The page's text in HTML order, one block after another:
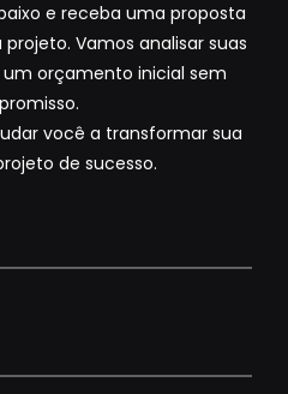
e receba uma proposta
Vamos analisar suas
orçamento inicial sem
você a transformar sua
de sucesso.